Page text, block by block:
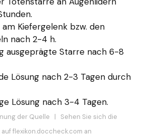
Kiefergelenk bzw. den
nach 2-4 h.
ausgeprägte Starre nach 6-8
Lösung nach 2-3 Tagen durch
Lösung nach 3-4 Tagen.
der Quelle | Sehen Sie sich die
flexikon.doccheck.com an